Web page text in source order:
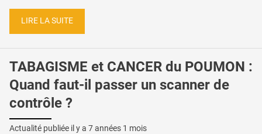
LIRE LA SUITE
TABAGISME et CANCER du POUMON :
Quand faut-il passer un scanner de
contrôle ?
Actualité publiée il y a 7 années 1 mois